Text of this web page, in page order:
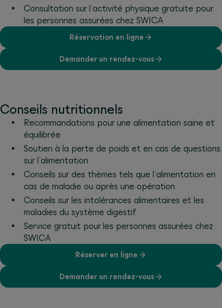
Consultation sur l’activité physique gratuite pour
les personnes assurées chez SWICA
Réservation en ligne
Demander un rendez-vous
Conseils nutritionnels
Recommandations pour une alimentation saine et
équilibrée
Soutien à la perte de poids et en cas de questions
sur l’alimentation
Conseils sur des thèmes tels que l’alimentation en
cas de maladie ou après une opération
Conseils sur les intolérances alimentaires et les
maladies du système digestif
Service gratuit pour les personnes assurées chez
SWICA
Réserver en ligne
Demander un rendez-vous